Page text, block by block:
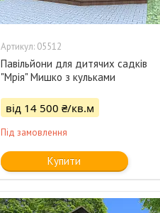
05512
Павільйони для дитячих садків
"Мрія" Мишко з кульками
від 14 500 ₴/кв.м
Під замовлення
Купити